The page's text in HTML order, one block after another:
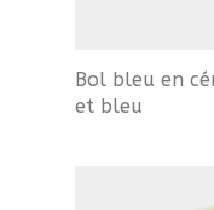
Bol bleu en
et bleu